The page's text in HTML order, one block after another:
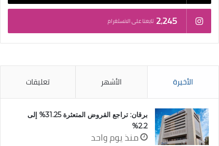
2٬245 تابعنا على الانستغرام
الأخيرة الأشهر تعليقات
برقان: تراجع القروض المتعثرة 31.25% إلى
2.2%
منذ يوم واحد